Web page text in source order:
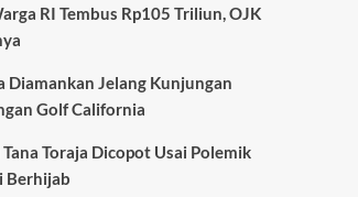
RI Tembus Rp105 Triliun, OJK
Diamankan Jelang Kunjungan
Golf California
Tana Toraja Dicopot Usai Polemik
Berhijab